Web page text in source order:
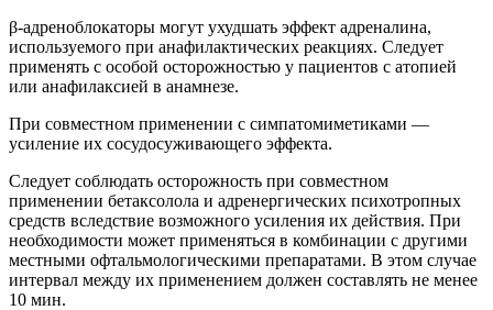
β-адреноблокаторы могут ухудшать эффект адреналина,
используемого при анафилактических реакциях. Следует
применять с особой осторожностью у пациентов с атопией
или анафилаксией в анамнезе.
При совместном применении с симпатомиметиками —
усиление их сосудосуживающего эффекта.
Следует соблюдать осторожность при совместном
применении бетаксолола и адренергических психотропных
средств вследствие возможного усиления их действия. При
необходимости может применяться в комбинации с другими
местными офтальмологическими препаратами. В этом случае
интервал между их применением должен составлять не менее
10 мин.